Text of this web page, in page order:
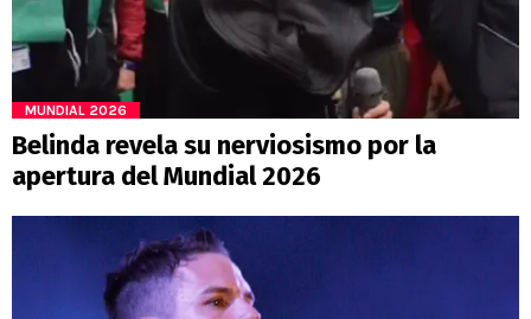
MUNDIAL 2026
Belinda revela su nerviosismo por la
apertura del Mundial 2026